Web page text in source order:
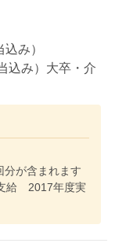
み）
込み）大卒・介
が含まれます
給 2017年度実